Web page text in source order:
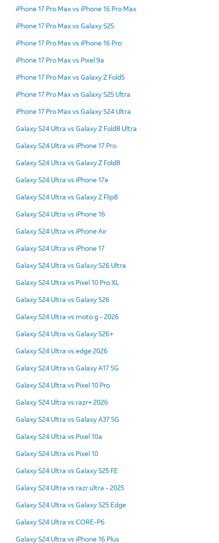
iPhone 17 Pro Max vs iPhone 16 Pro Max
iPhone 17 Pro Max vs Galaxy S25
iPhone 17 Pro Max vs iPhone 16 Pro
iPhone 17 Pro Max vs Pixel 9a
iPhone 17 Pro Max vs Galaxy Z Fold5
iPhone 17 Pro Max vs Galaxy S25 Ultra
iPhone 17 Pro Max vs Galaxy S24 Ultra
Galaxy S24 Ultra vs Galaxy Z Fold8 Ultra
Galaxy S24 Ultra vs iPhone 17 Pro
Galaxy S24 Ultra vs Galaxy Z Fold8
Galaxy S24 Ultra vs iPhone 17e
Galaxy S24 Ultra vs Galaxy Z Flip8
Galaxy S24 Ultra vs iPhone 16
Galaxy S24 Ultra vs iPhone Air
Galaxy S24 Ultra vs iPhone 17
Galaxy S24 Ultra vs Galaxy S26 Ultra
Galaxy S24 Ultra vs Pixel 10 Pro XL
Galaxy S24 Ultra vs Galaxy S26
Galaxy S24 Ultra vs moto g - 2026
Galaxy S24 Ultra vs Galaxy S26+
Galaxy S24 Ultra vs edge 2026
Galaxy S24 Ultra vs Galaxy A17 5G
Galaxy S24 Ultra vs Pixel 10 Pro
Galaxy S24 Ultra vs razr+ 2026
Galaxy S24 Ultra vs Galaxy A37 5G
Galaxy S24 Ultra vs Pixel 10a
Galaxy S24 Ultra vs Pixel 10
Galaxy S24 Ultra vs Galaxy S25 FE
Galaxy S24 Ultra vs razr ultra - 2025
Galaxy S24 Ultra vs Galaxy S25 Edge
Galaxy S24 Ultra vs CORE-P6
Galaxy S24 Ultra vs iPhone 16 Plus